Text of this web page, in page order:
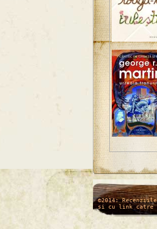
/* */
©2014:
si cu link catre